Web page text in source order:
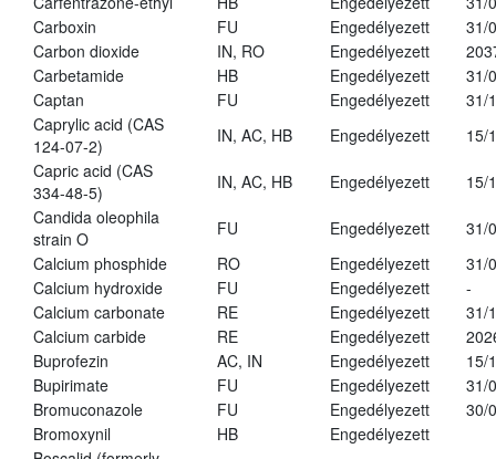
Carboxin
FU Engedélyezett
31/
Carbon dioxide
IN, RO Engedélyezett
Carbetamide
HB Engedélyezett
31/
Captan
FU Engedélyezett
31/
Caprylic acid (CAS
124-07-2)
IN, AC, HB Engedélyezett
15/
Capric acid (CAS
334-48-5)
IN, AC, HB Engedélyezett
15/
Candida oleophila
strain O
FU Engedélyezett
31/
Calcium phosphide
RO Engedélyezett
31/
Calcium hydroxide
FU Engedélyezett
-
Calcium carbonate
RE Engedélyezett
31/
Calcium carbide
RE Engedélyezett
Buprofezin
AC, IN Engedélyezett
15/
Bupirimate
FU Engedélyezett
31/
Bromuconazole
FU Engedélyezett
30/
Bromoxynil
HB
Engedélyezett